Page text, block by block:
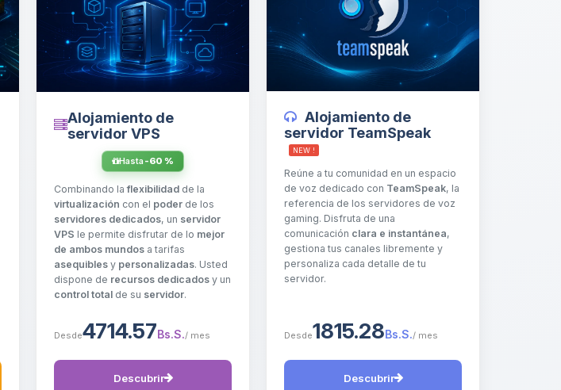
Alojamiento de
servidor VPS
Hasta -60 %
Combinando laflexibilidad de la
virtualización con el poder de los
servidores dedicados, un servidor
VPS le permite disfrutar de lo mejor
de ambos mundos a tarifas
asequibles y personalizadas. Usted
dispone de recursos dedicados y un
control total de su servidor.
Desde4714.57Bs.S./ mes
Descubrir
Alojamiento de
servidor TeamSpeak
NEW !
Reúne a tu comunidad en un espacio
de voz dedicado con TeamSpeak, la
referencia de los servidores de voz
gaming. Disfruta de una
comunicación clara e instantánea,
gestiona tus canales libremente y
personaliza cada detalle de tu
servidor.
Desde1815.28Bs.S./ mes
Descubrir